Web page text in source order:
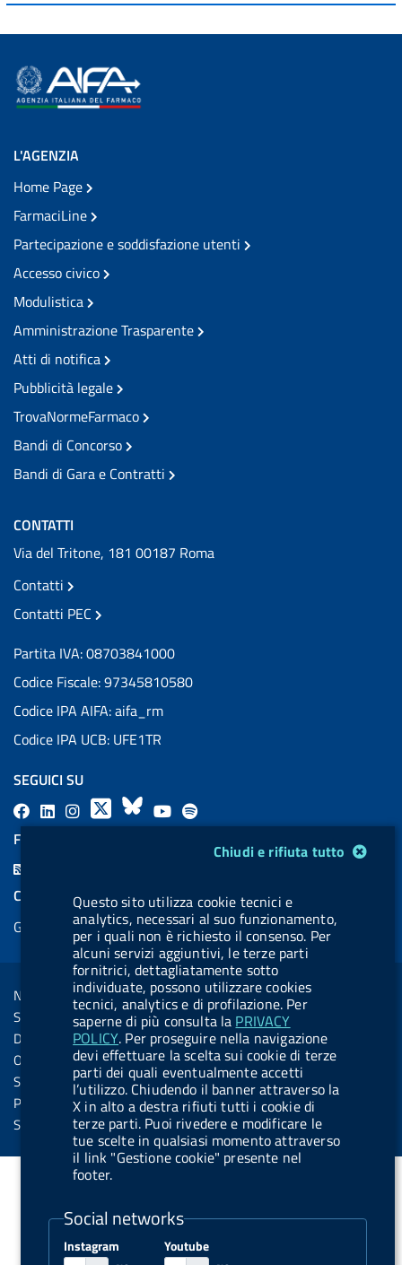
Chiudi e rifiuta tutto
Questo sito utilizza cookie tecnici e
analytics, necessari al suo funzionamento,
per i quali non è richiesto il consenso. Per
alcuni servizi aggiuntivi, le terze parti
fornitrici, dettagliatamente sotto
individuate, possono utilizzare cookies
tecnici, analytics e di profilazione. Per
saperne di più consulta la PRIVACY
POLICY. Per proseguire nella navigazione
devi effettuare la scelta sui cookie di terze
parti dei quali eventualmente accetti
l’utilizzo. Chiudendo il banner attraverso la
X in alto a destra rifiuti tutti i cookie di
terze parti. Puoi rivedere e modificare le
tue scelte in qualsiasi momento attraverso
il link "Gestione cookie" presente nel
footer.
Social networks
Instagram Youtube
L'AGENZIA
Home Page
FarmaciLine
Partecipazione e soddisfazione utenti
Accesso civico
Modulistica
Amministrazione Trasparente
Atti di notifica
Pubblicità legale
TrovaNormeFarmaco
Bandi di Concorso
Bandi di Gara e Contratti
CONTATTI
Via del Tritone, 181 00187 Roma
Contatti
Contatti PEC
Partita IVA: 08703841000
Codice Fiscale: 97345810580
Codice IPA AIFA: aifa_rm
Codice IPA UCB: UFE1TR
SEGUICI SU
F
a
L
i
a
l
.
b
u
t
t
o
n
.
i
n
s
a
g
X
B
l
s
k
y
Y
o
u
b
e
l
a
l
.
b
u
t
t
o
n
.
s
p
i
f
FEED RSS
COOKIES
Gestione cookie
Sezione Link Utili
Note legali
Social Media Policy
Dichiarazione di accessibilità
Obiettivi di accessibilità
Statistiche sito
Privacy
Servizi Online